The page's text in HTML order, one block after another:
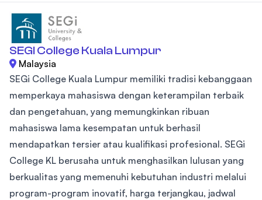
SEGI College Kuala Lumpur
Malaysia
SEGi College Kuala Lumpur memiliki tradisi kebanggaan
memperkaya mahasiswa dengan keterampilan terbaik
dan pengetahuan, yang memungkinkan ribuan
mahasiswa lama kesempatan untuk berhasil
mendapatkan tersier atau kualifikasi profesional. SEGi
College KL berusaha untuk menghasilkan lulusan yang
berkualitas yang memenuhi kebutuhan industri melalui
program-program inovatif, harga terjangkau, jadwal